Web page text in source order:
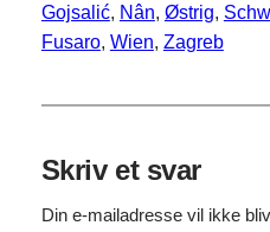
Gojsalić, Nân, Østrig,
Fusaro, Wien, Zagreb
Skriv et svar
Din e-mailadresse vil ikke